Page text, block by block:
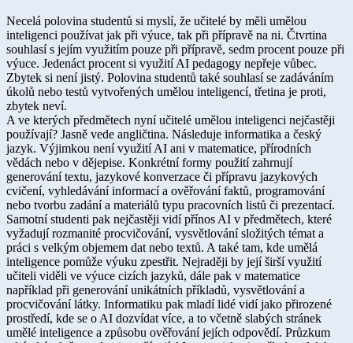
Necelá polovina studentů si myslí, že učitelé by měli umělou
inteligenci používat jak při výuce, tak při přípravě na ni. Čtvrtina
souhlasí s jejím využitím pouze při přípravě, sedm procent pouze při
výuce. Jedenáct procent si využití AI pedagogy nepřeje vůbec.
Zbytek si není jistý. Polovina studentů také souhlasí se zadáváním
úkolů nebo testů vytvořených umělou inteligencí, třetina je proti,
zbytek neví.
A ve kterých předmětech nyní učitelé umělou inteligenci nejčastěji
používají? Jasně vede angličtina. Následuje informatika a český
jazyk. Výjimkou není využití AI ani v matematice, přírodních
vědách nebo v dějepise. Konkrétní formy použití zahrnují
generování textu, jazykové konverzace či přípravu jazykových
cvičení, vyhledávání informací a ověřování faktů, programování
nebo tvorbu zadání a materiálů typu pracovních listů či prezentací.
Samotní studenti pak nejčastěji vidí přínos AI v předmětech, které
vyžadují rozmanité procvičování, vysvětlování složitých témat a
práci s velkým objemem dat nebo textů. A také tam, kde umělá
inteligence pomůže výuku zpestřit. Nejraději by její širší využití
učiteli viděli ve výuce cizích jazyků, dále pak v matematice
například při generování unikátních příkladů, vysvětlování a
procvičování látky. Informatiku pak mladí lidé vidí jako přirozené
prostředí, kde se o AI dozvídat více, a to včetně slabých stránek
umělé inteligence a způsobu ověřování jejích odpovědí. Průzkum